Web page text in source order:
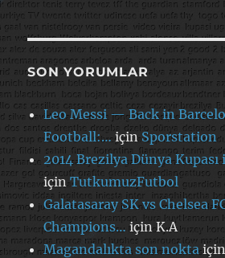
SON YORUMLAR
Leo Messi — Back in
Football:… içinSporstation
2014 Brezilya Dünya
içinTutkumuzFutbol
Galatasaray SK vs Chelsea
Champions… içinK.A
Magandalıkta son nokta